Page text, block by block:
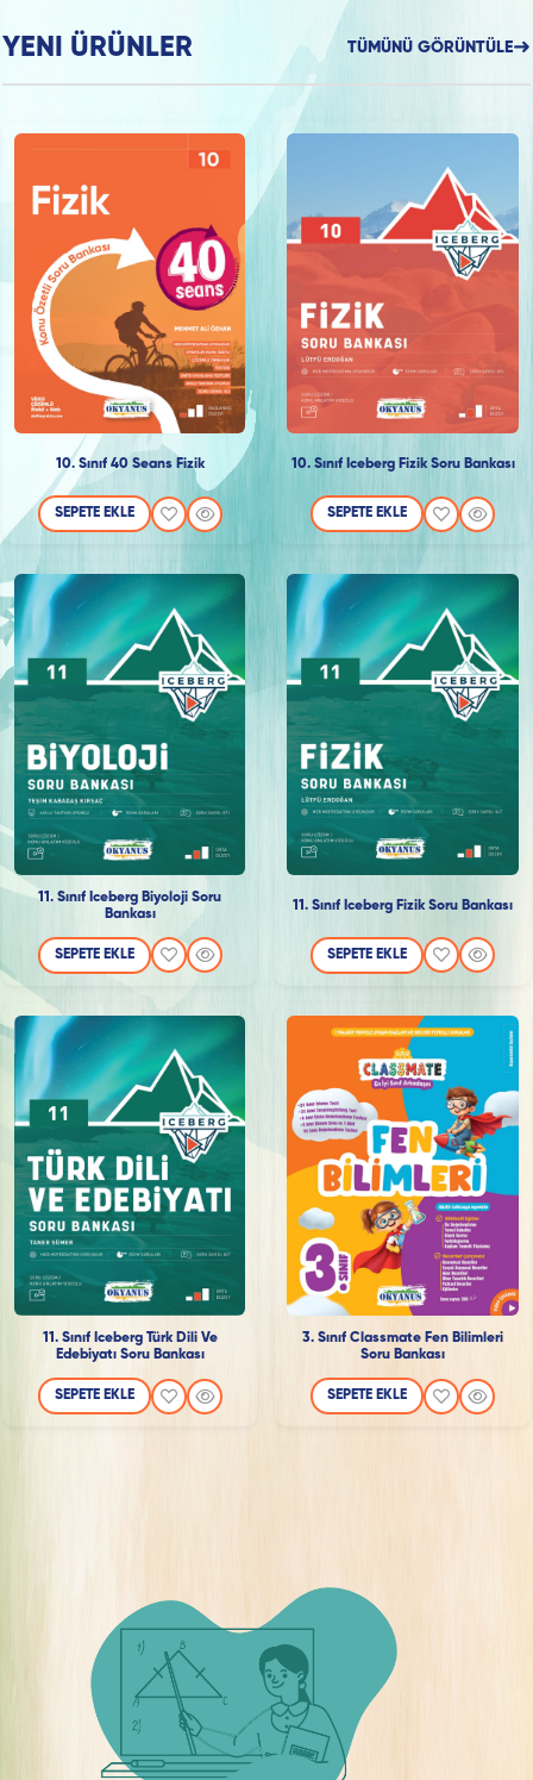
YENI ÜRÜNLER TÜMÜNÜ GÖRÜNTÜLE
10. Sınıf 40 Seans Fizik
SEPETE EKLE
10. Sınıf Iceberg Fizik Soru Bankası
SEPETE EKLE
11. Sınıf Iceberg Biyoloji Soru
Bankası
SEPETE EKLE
11. Sınıf Iceberg Fizik Soru Bankası
SEPETE EKLE
11. Sınıf Iceberg Türk Dili Ve
Edebiyatı Soru Bankası
SEPETE EKLE
3. Sınıf Classmate Fen Bilimleri
Soru Bankası
SEPETE EKLE